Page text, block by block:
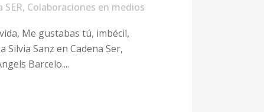
SER, Colaboraciones en medios
Me gustabas tú, imbécil,
Sanz en Cadena Ser,
Barcelo....